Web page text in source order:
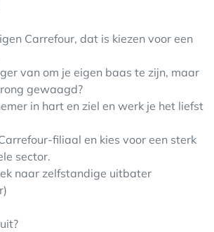
Carrefour, dat is kiezen voor een
van om je eigen baas te zijn, maar
gewaagd?
in hart en ziel en werk je het liefst
filiaal en kies voor een sterk
sector.
naar zelfstandige uitbater